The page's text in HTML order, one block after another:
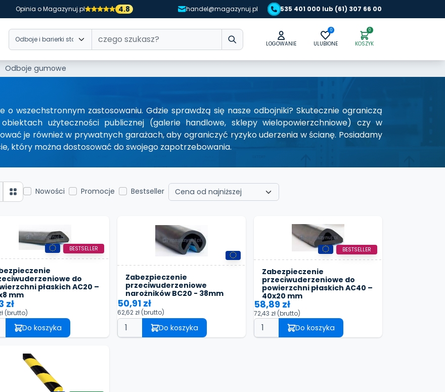
Opinia o Magazynuj.pl 4.8 handel@magazynuj.pl 535 401 000 lub (61) 307 66 00
LOGOWANIE
0
ULUBIONE
0
KOSZYK
Odboje gumowe
o wszechstronnym zastosowaniu. Gdzie sprawdzą się nasze odbojniki? Skutecznie ograniczą
użyteczności publicznej (galerie handlowe, sklepy wielopowierzchniowe) czy w
je również w prywatnych garażach, aby ograniczyć ryzyko uderzenia w ścianę. Posiadamy
który można dostosować do swojego zapotrzebowania.
Nowości Promocje Bestseller
do
płaskich AC20 –
mm
BESTSELLER
zł
(brutto)
Do koszyka
Zabezpieczenie
przeciwuderzeniowe
narożników BC20 - 38mm
50,91 zł
62,62 zł (brutto)
Do koszyka
Zabezpieczenie
przeciwuderzeniowe do
powierzchni płaskich AC40 –
40x20 mm
BESTSELLER
58,89 zł
72,43 zł (brutto)
Do koszyka